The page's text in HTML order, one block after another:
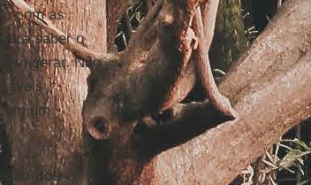
com as
saber o
gerar. Não
em um
dos